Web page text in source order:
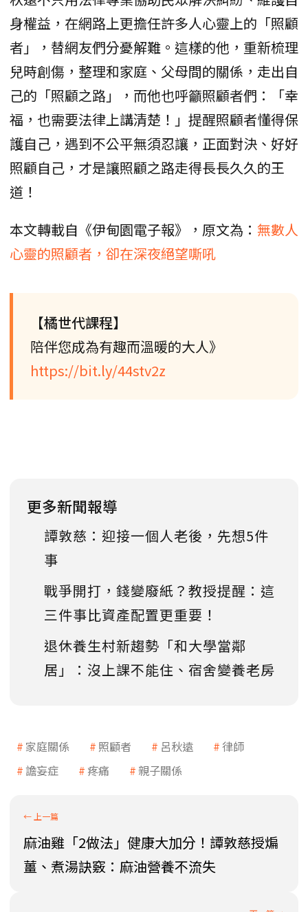
身權益，在網路上更擔任許多人心靈上的「照顧
者」，替網友們分憂解難。這樣的他，重新梳理
兒時創傷，整理和家庭、父母間的關係，走出自
己的「照顧之路」，而他也呼籲照顧者們：「幸
福，也需要法律上講清楚！」提醒照顧者懂得保
護自己，遇到不公平無須忍讓，正面對決、好好
照顧自己，才是讓照顧之路走得長長久久的王
道！
本文轉載自《伊甸園電子報》，原文為： 無數人
心靈的照顧者，卻在深夜絕望嘶吼
【橘世代課程】
陪伴您成為有趣而溫暖的大人》
https://bit.ly/44stv2z
更多新聞報導
譚敦慈：迎接一個人老後，先想5件
事
戰爭開打，錢變廢紙？教授提醒：這
三件事比資產配置更重要！
退休養生村新趨勢「和大學當鄰
居」：沒上課不能住、宿舍變養老房
家庭關係 照顧者 呂秋遠
律師
譫妄症
疼痛 親子關係
麻油雞「2做法」健康大加分！譚敦慈授煸
薑、煮湯訣竅：麻油營養不流失